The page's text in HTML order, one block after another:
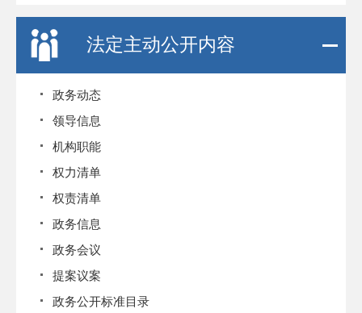
法定主动公开内容
政务动态
领导信息
机构职能
权力清单
权责清单
政务信息
政务会议
提案议案
政务公开标准目录